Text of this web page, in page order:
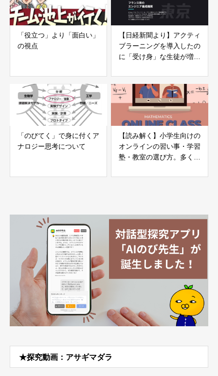
「役立つ」より「面白い」
の視点
【日経新聞より】アクティ
ブラーニングを導入したの
に「受け身」な生徒が増え
「のびてく」で身に付くア
ナロジー思考について
【読み解く】小学生向けの
オンラインの習い事・学習
塾・教室の選び方。多くの
と。
★探究動画：アサギマダラ